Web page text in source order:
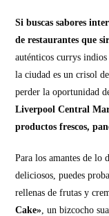
Si buscas sabores
de restaurantes que
auténticos currys
la ciudad es un crisol
perder la oportunidad
Liverpool Central
productos frescos,
Para los amantes de lo
deliciosos, puedes
rellenas de frutas y
Cake», un bizcocho